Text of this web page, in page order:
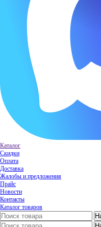
Каталог
Скидки
Оплата
Доставка
Жалобы и предложения
Прайс
Новости
Контакты
Каталог товаров